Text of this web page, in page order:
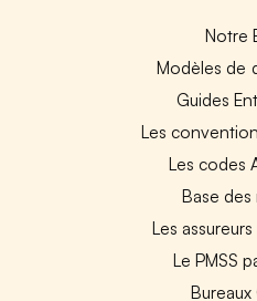
Notre
Modèles de
Guides
Les
Les codes
Base des
Les
Le PMSS
Bureaux